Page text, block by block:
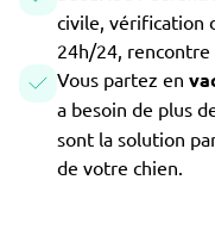
civile, vérification
24h/24, rencontre
Vous partez en
a besoin de plus
sont la solution
de votre chien.